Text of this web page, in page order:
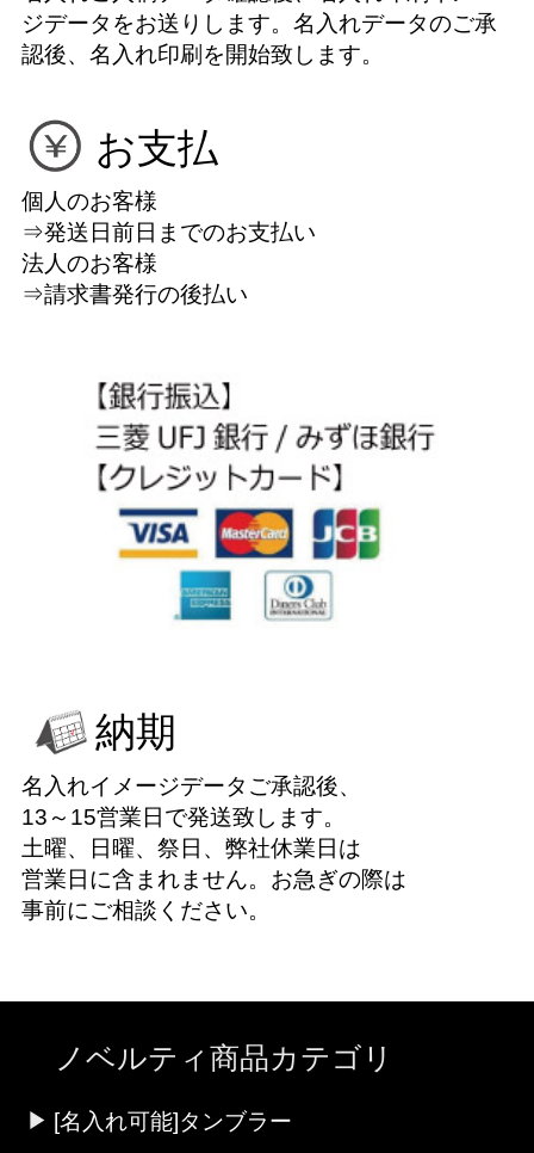
ジデータをお送りします。名入れデータのご承
認後、名入れ印刷を開始致します。
お支払
個人のお客様
⇒発送日前日までのお支払い
法人のお客様
⇒請求書発行の後払い
納期
名入れイメージデータご承認後、
13～15営業日で発送致します。
土曜、日曜、祭日、弊社休業日は
営業日に含まれません。お急ぎの際は
事前にご相談ください。
ノベルティ商品カテゴリ
[名入れ可能]タンブラー